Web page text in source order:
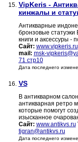
15. VipKeris -
кинжалы и
Антикварные
бронзовые
книги и аксессуры -
Сайт: www.vipkeris.ru
mail: msk-
71 стр10
Дата последнего
16. VS
В антикварном
антикварная ретро
которые помогут
изысканное
Сайт: www.antikvs.ru
tigran@antikvs.ru
Дата последнего